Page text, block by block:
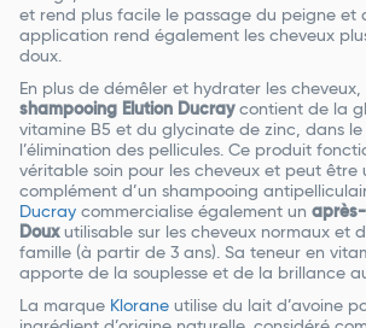
et rend plus facile le passage du peigne et
application rend également les cheveux
doux.
En plus de démêler et hydrater les cheveux,
shampooing Elution Ducraycontient de la
vitamine B5 et du glycinate de zinc, dans
l’élimination des pellicules. Ce produit
véritable soin pour les cheveux et peut être
complément d’un shampooing
Ducray commercialise également un
Douxutilisable sur les cheveux normaux et
famille (à partir de 3 ans). Sa teneur en
apporte de la souplesse et de la brillance
La marque Klorane utilise du lait d’avoine